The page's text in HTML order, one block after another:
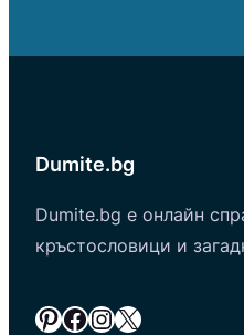
Dumite.bg
Dumite.bg е онлайн
кръстословици и
Pinterest Facebook InstagramX